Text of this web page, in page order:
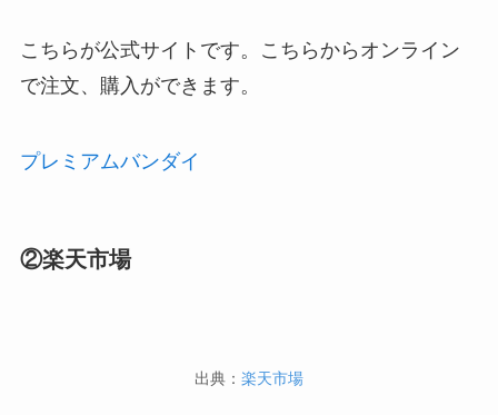
こちらが公式サイトです。こちらからオンライン
で注文、購入ができます。
プレミアムバンダイ
②楽天市場
出典： 楽天市場